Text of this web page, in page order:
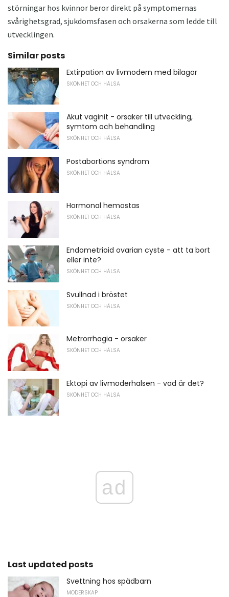
störningar hos kvinnor beror direkt på symptomernas
svårighetsgrad, sjukdomsfasen och orsakerna som ledde till
utvecklingen.
Similar posts
Extirpation av livmodern med bilagor
SKÖNHET OCH HÄLSA
Akut vaginit - orsaker till utveckling,
symtom och behandling
SKÖNHET OCH HÄLSA
Postabortions syndrom
SKÖNHET OCH HÄLSA
Hormonal hemostas
SKÖNHET OCH HÄLSA
Endometrioid ovarian cyste - att ta bort
eller inte?
SKÖNHET OCH HÄLSA
Svullnad i bröstet
SKÖNHET OCH HÄLSA
Metrorrhagia - orsaker
SKÖNHET OCH HÄLSA
Ektopi av livmoderhalsen - vad är det?
SKÖNHET OCH HÄLSA
ad
Last updated posts
Svettning hos spädbarn
MODERSKAP